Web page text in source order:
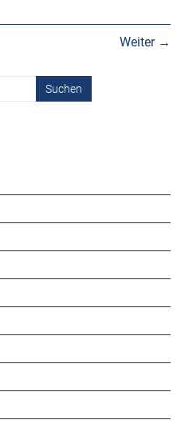
Weiter →